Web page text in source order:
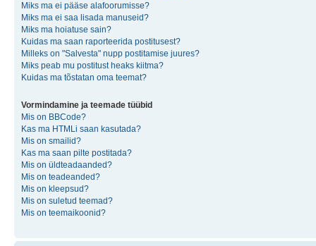
Miks ma ei pääse alafoorumisse?
Miks ma ei saa lisada manuseid?
Miks ma hoiatuse sain?
Kuidas ma saan raporteerida postitusest?
Milleks on "Salvesta" nupp postitamise juures?
Miks peab mu postitust heaks kiitma?
Kuidas ma tõstatan oma teemat?
Vormindamine ja teemade tüübid
Mis on BBCode?
Kas ma HTMLi saan kasutada?
Mis on smailid?
Kas ma saan pilte postitada?
Mis on üldteadaanded?
Mis on teadeanded?
Mis on kleepsud?
Mis on suletud teemad?
Mis on teemaikoonid?